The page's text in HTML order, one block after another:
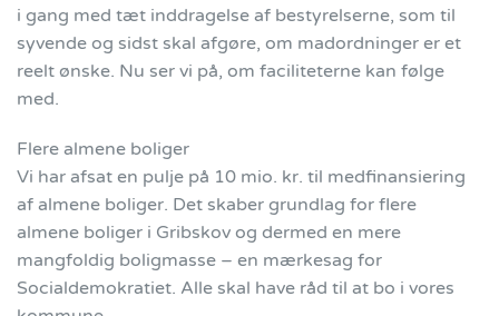
i gang med tæt inddragelse af bestyrelserne, som til
syvende og sidst skal afgøre, om madordninger er et
reelt ønske. Nu ser vi på, om faciliteterne kan følge
med.
Flere almene boliger
Vi har afsat en pulje på 10 mio. kr. til medfinansiering
af almene boliger. Det skaber grundlag for flere
almene boliger i Gribskov og dermed en mere
mangfoldig boligmasse – en mærkesag for
Socialdemokratiet. Alle skal have råd til at bo i vores